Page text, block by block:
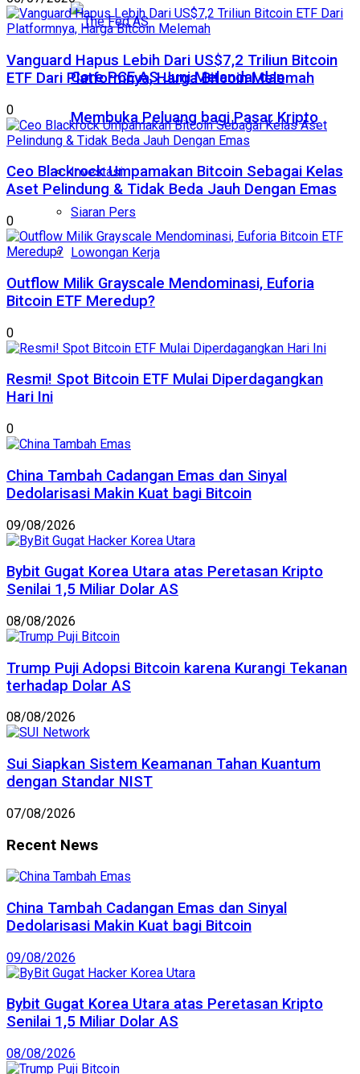
Core PCE AS Juni Melandai dan
Membuka Peluang bagi Pasar Kripto
Investasi
Siaran Pers
Lowongan Kerja
Vanguard Hapus Lebih Dari US$7,2 Triliun Bitcoin
ETF Dari Platformnya, Harga Bitcoin Melemah
0
Ceo Blackrock Umpamakan Bitcoin Sebagai Kelas
Aset Pelindung & Tidak Beda Jauh Dengan Emas
0
Outflow Milik Grayscale Mendominasi, Euforia
Bitcoin ETF Meredup?
0
Resmi! Spot Bitcoin ETF Mulai Diperdagangkan
Hari Ini
0
China Tambah Cadangan Emas dan Sinyal
Dedolarisasi Makin Kuat bagi Bitcoin
09/08/2026
Bybit Gugat Korea Utara atas Peretasan Kripto
Senilai 1,5 Miliar Dolar AS
08/08/2026
Trump Puji Adopsi Bitcoin karena Kurangi Tekanan
terhadap Dolar AS
08/08/2026
Sui Siapkan Sistem Keamanan Tahan Kuantum
dengan Standar NIST
07/08/2026
Recent News
China Tambah Cadangan Emas dan Sinyal
Dedolarisasi Makin Kuat bagi Bitcoin
09/08/2026
Bybit Gugat Korea Utara atas Peretasan Kripto
Senilai 1,5 Miliar Dolar AS
08/08/2026